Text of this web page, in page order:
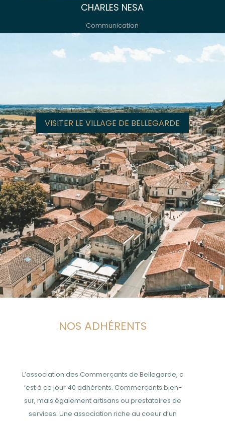
CHARLES NESA
Communication
VISITER LE VILLAGE DE BELLEGARDE
NOS ADHÉRENTS
L’association des Commerçants de Bellegarde, c
‘est à ce jour 40 adhérents. Commerçants bien-
sur, mais également artisans ou prestataires de
services. Une association riche au coeur d’un